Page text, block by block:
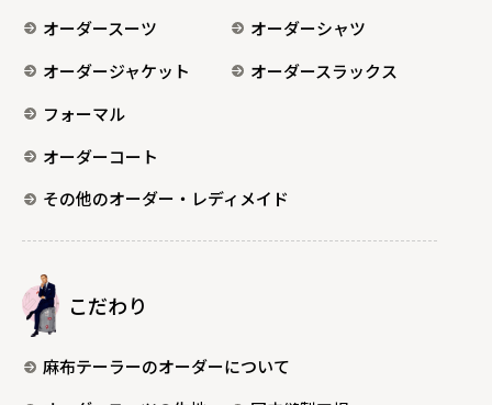
オーダースーツ
オーダーシャツ
オーダージャケット
オーダースラックス
フォーマル
オーダーコート
その他のオーダー・レディメイド
こだわり
麻布テーラーのオーダーについて